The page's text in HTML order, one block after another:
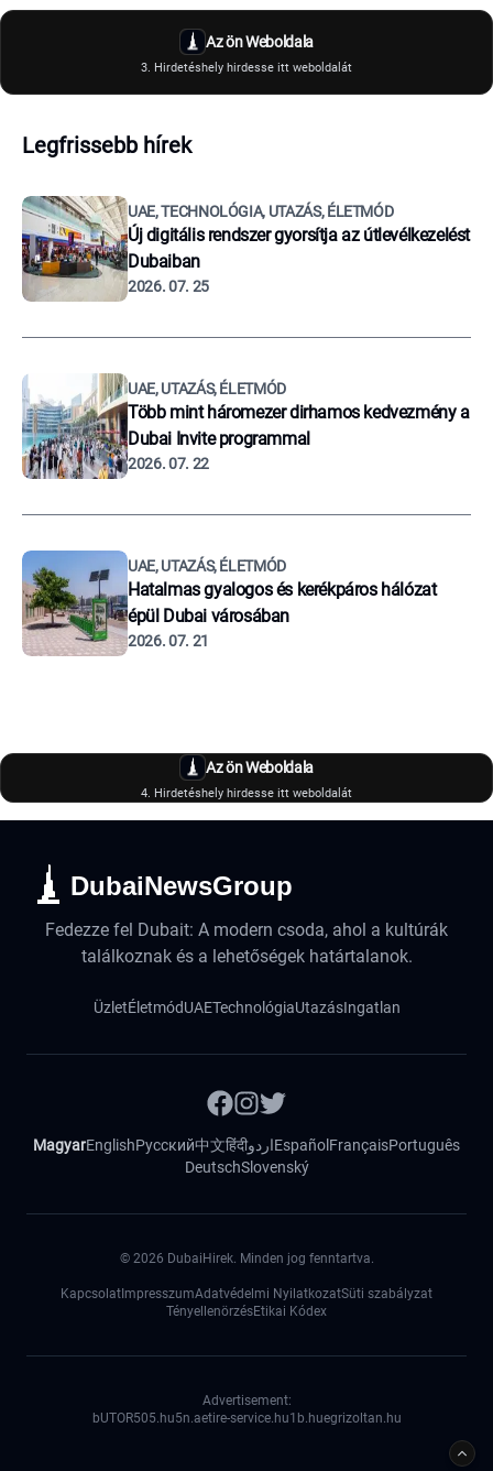
Az ön Weboldala
3. Hirdetéshely hirdesse itt weboldalát
Legfrissebb hírek
UAE, TECHNOLÓGIA, UTAZÁS, ÉLETMÓD
Új digitális rendszer gyorsítja az útlevélkezelést
Dubaiban
2026. 07. 25
UAE, UTAZÁS, ÉLETMÓD
Több mint háromezer dirhamos kedvezmény a
Dubai Invite programmal
2026. 07. 22
UAE, UTAZÁS, ÉLETMÓD
Hatalmas gyalogos és kerékpáros hálózat
épül Dubai városában
2026. 07. 21
Az ön Weboldala
4. Hirdetéshely hirdesse itt weboldalát
DubaiNewsGroup
Fedezze fel Dubait: A modern csoda, ahol a kultúrák
találkoznak és a lehetőségek határtalanok.
ÜzletÉletmódUAETechnológiaUtazásIngatlan
MagyarEnglishРусский中文हिंदीاردوEspañol FrançaisPortuguês
DeutschSlovenský
© 2026 DubaiHirek. Minden jog fenntartva.
Kapcsolat ImpresszumAdatvédelmi NyilatkozatSüti szabályzat
TényellenörzésEtikai Kódex
Advertisement:
bUTOR505.hu5n.aetire-service.hu1b.huegrizoltan.hu